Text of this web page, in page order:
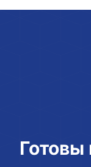
Готовы